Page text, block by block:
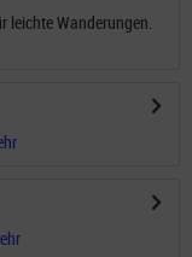
leichte Wanderungen.